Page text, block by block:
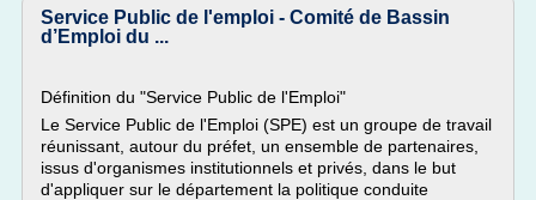
Service Public de l'emploi - Comité de Bassin
d’Emploi du ...
Définition du "Service Public de l'Emploi"
Le Service Public de l'Emploi (SPE) est un groupe de travail
réunissant, autour du préfet, un ensemble de partenaires,
issus d'organismes institutionnels et privés, dans le but
d'appliquer sur le département la politique conduite